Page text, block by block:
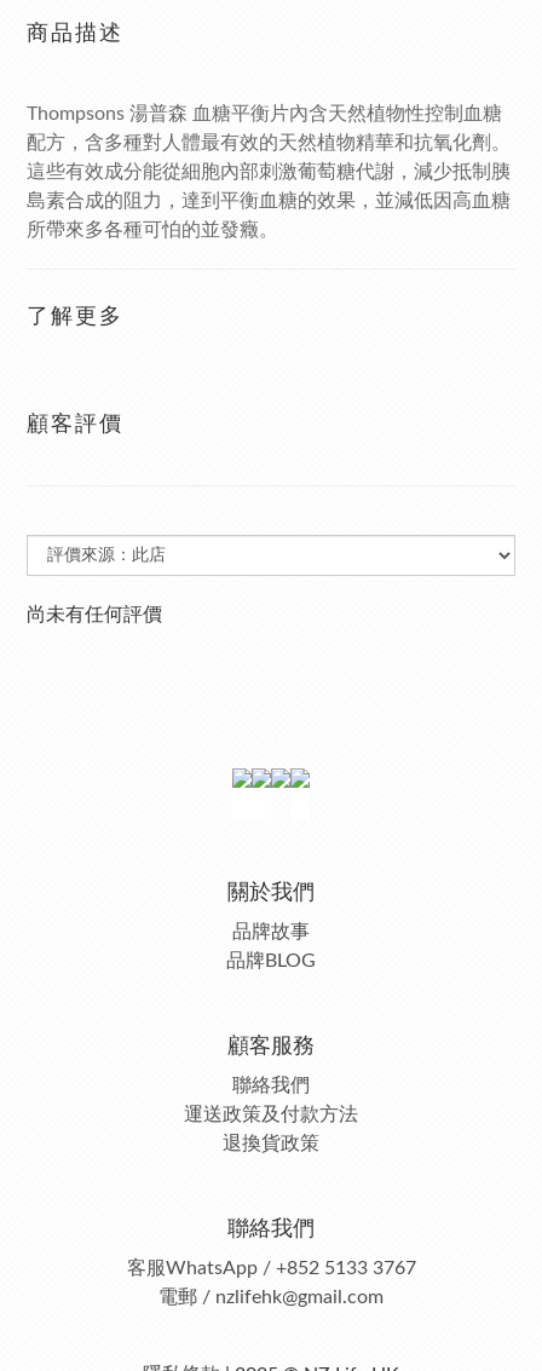
商品描述
Thompsons 湯普森 血糖平衡片內含天然植物性控制血糖
配方，含多種對人體最有效的天然植物精華和抗氧化劑。
這些有效成分能從細胞內部刺激葡萄糖代謝，減少抵制胰
島素合成的阻力，達到平衡血糖的效果，並減低因高血糖
所帶來多各種可怕的並發癥。
了解更多
顧客評價
尚未有任何評價
關於我們
品牌故事
品牌BLOG
顧客服務
聯絡我們
運送政策及付款方法
退換貨政策
聯絡我們
客服WhatsApp / +852 5133 3767
電郵 / nzlifehk@gmail.com